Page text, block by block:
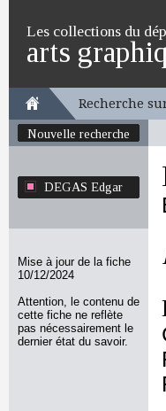
Les collections du
arts
Recherche
Nouvelle recherche
DEGAS Edgar
Mise à jour de la fiche
10/12/2024
Attention, le contenu de
cette fiche ne reflète
pas nécessairement le
dernier état du savoir.